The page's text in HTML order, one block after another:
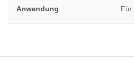
Anwendung Für